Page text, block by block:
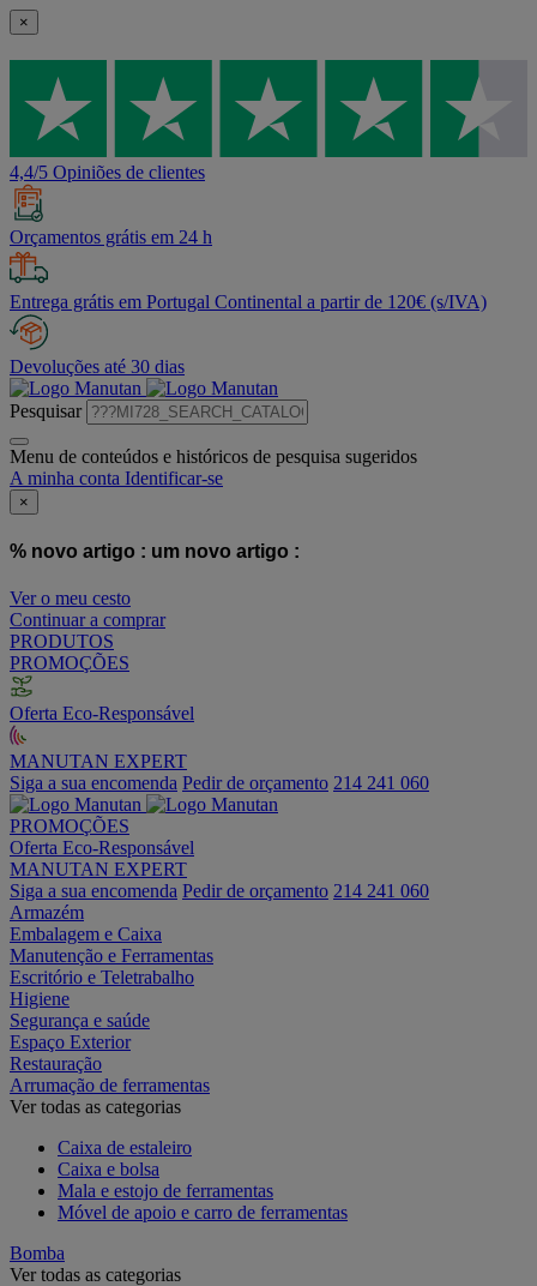
×
4,4/5 Opiniões de clientes
Orçamentos grátis em 24 h
Entrega grátis em Portugal Continental a partir de 120€ (s/IVA)
Devoluções até 30 dias
Pesquisar
Menu de conteúdos e históricos de pesquisa sugeridos
A minha conta Identificar-se
×
% novo artigo : um novo artigo :
Ver o meu cesto
Continuar a comprar
PRODUTOS
PROMOÇÕES
Oferta Eco-Responsável
MANUTAN EXPERT
Siga a sua encomenda Pedir de orçamento 214 241 060
PROMOÇÕES
Oferta Eco-Responsável
MANUTAN EXPERT
Siga a sua encomenda Pedir de orçamento 214 241 060
Armazém
Embalagem e Caixa
Manutenção e Ferramentas
Escritório e Teletrabalho
Higiene
Segurança e saúde
Espaço Exterior
Restauração
Arrumação de ferramentas
Ver todas as categorias
Caixa de estaleiro
Caixa e bolsa
Mala e estojo de ferramentas
Móvel de apoio e carro de ferramentas
Bomba
Ver todas as categorias